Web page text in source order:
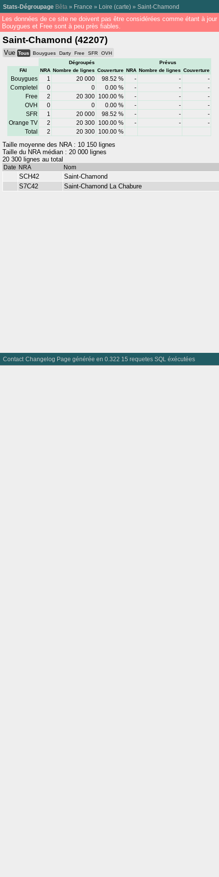
Stats-Dégroupage Bêta » France » Loire (carte) » Saint-Chamond
Les données de ce site ne doivent pas être considérées comme étant à
Bouygues et Free sont à peu près fiables.
Saint-Chamond (42207)
Vue Tous Bouygues Darty Free SFR
OVH
Dégroupés
Prévus
FAI
NRA Nombre de lignes Couverture NRA Nombre de lignes Couverture
Bouygues 1 20 000 98.52 % - -
-
Completel
0 0 0.00 % - -
-
Free
2 20 300 100.00 % - -
-
OVH
0 0 0.00 % - -
-
SFR
1 20 000 98.52 % - -
-
Orange TV
2 20 300 100.00 % - -
-
Total
2 20 300 100.00 %
Taille moyenne des NRA : 10 150 lignes
Taille du NRA médian : 20 000 lignes
20 300 lignes au total
Date NRA Nom
SCH42
Saint-Chamond
S7C42
Saint-Chamond La Chabure
Contact Changelog Page générée en 0.322 15 requetes SQL éxécutées